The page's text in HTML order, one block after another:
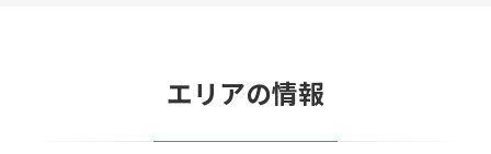
エリアの情報